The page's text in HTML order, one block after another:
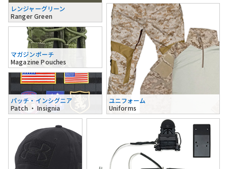
レンジャーグリーン
Ranger Green
マガジンポーチ
Magazine Pouches
パッチ・インシグニア
Patch ・ Insignia
ユニフォーム
Uniforms